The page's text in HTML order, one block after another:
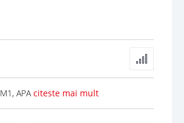
APA citeste mai mult